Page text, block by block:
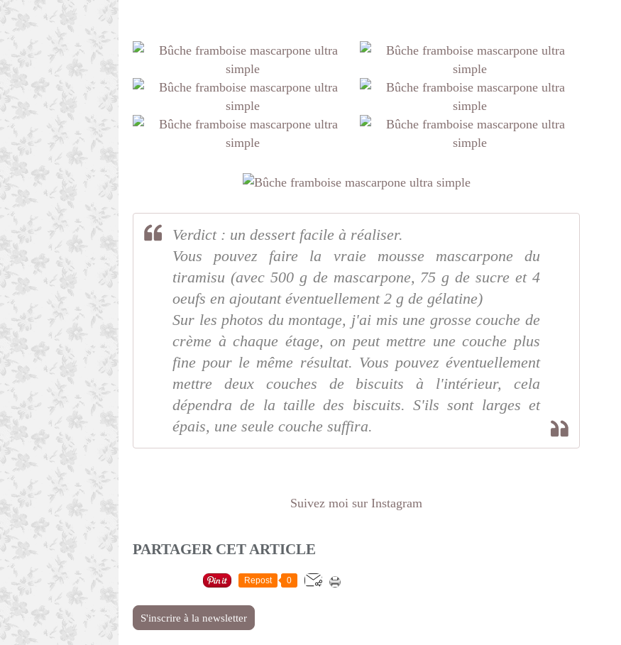
Verdict : un dessert facile à réaliser.
Vous pouvez faire la vraie mousse mascarpone du
tiramisu (avec 500 g de mascarpone, 75 g de sucre et 4
oeufs en ajoutant éventuellement 2 g de gélatine)
Sur les photos du montage, j'ai mis une grosse couche de
crème à chaque étage, on peut mettre une couche plus
fine pour le même résultat. Vous pouvez éventuellement
mettre deux couches de biscuits à l'intérieur, cela
dépendra de la taille des biscuits. S'ils sont larges et
épais, une seule couche suffira.
Suivez moi sur Instagram
PARTAGER CET ARTICLE
Repost 0
S'inscrire à la newsletter